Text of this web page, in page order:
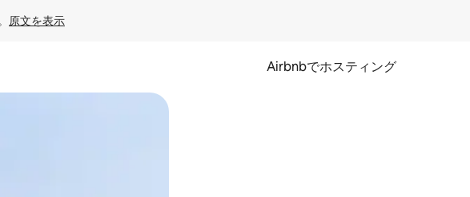
原文を表示
Airbnbでホスティング